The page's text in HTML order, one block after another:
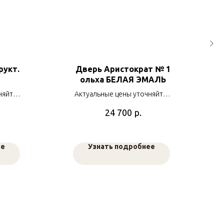
у
Дверь Аристократ № 1
ольха БЕЛАЯ ЭМАЛЬ
Актуальные цены уточняйте у
24 700 р.
Узнать подробнее